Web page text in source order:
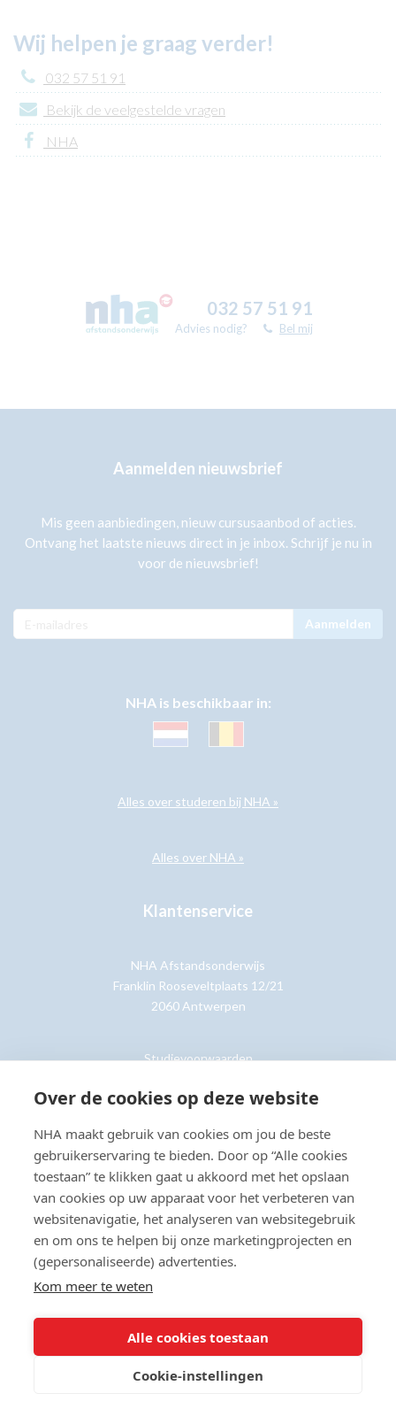
Over de cookies op deze website
NHA maakt gebruik van cookies om jou de beste
gebruikerservaring te bieden. Door op “Alle cookies
toestaan” te klikken gaat u akkoord met het opslaan
van cookies op uw apparaat voor het verbeteren van
websitenavigatie, het analyseren van websitegebruik
en om ons te helpen bij onze marketingprojecten en
(gepersonaliseerde) advertenties.
Kom meer te weten
Alle cookies toestaan
Cookie-instellingen
Wij helpen je graag verder!
032 57 51 91
Bekijk de veelgestelde vragen
NHA
032 57 51 91
Advies nodig? Bel mij
Aanmelden nieuwsbrief
Mis geen aanbiedingen, nieuw cursusaanbod of acties.
Ontvang het laatste nieuws direct in je inbox. Schrijf je nu in
voor de nieuwsbrief!
Aanmelden
NHA is beschikbaar in:
Alles over studeren bij NHA »
Alles over NHA »
Klantenservice
NHA Afstandsonderwijs
Franklin Rooseveltplaats 12/21
2060 Antwerpen
Studievoorwaarden
Klantenservice »
© Copyright 2026 NHA Privacy- en cookieverklaring
Sitemap
Toegankelijkheidsverklaring